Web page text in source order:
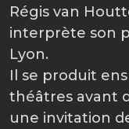
Régis van
interprète son
Lyon.
Il se produit
théâtres avant
une invitation